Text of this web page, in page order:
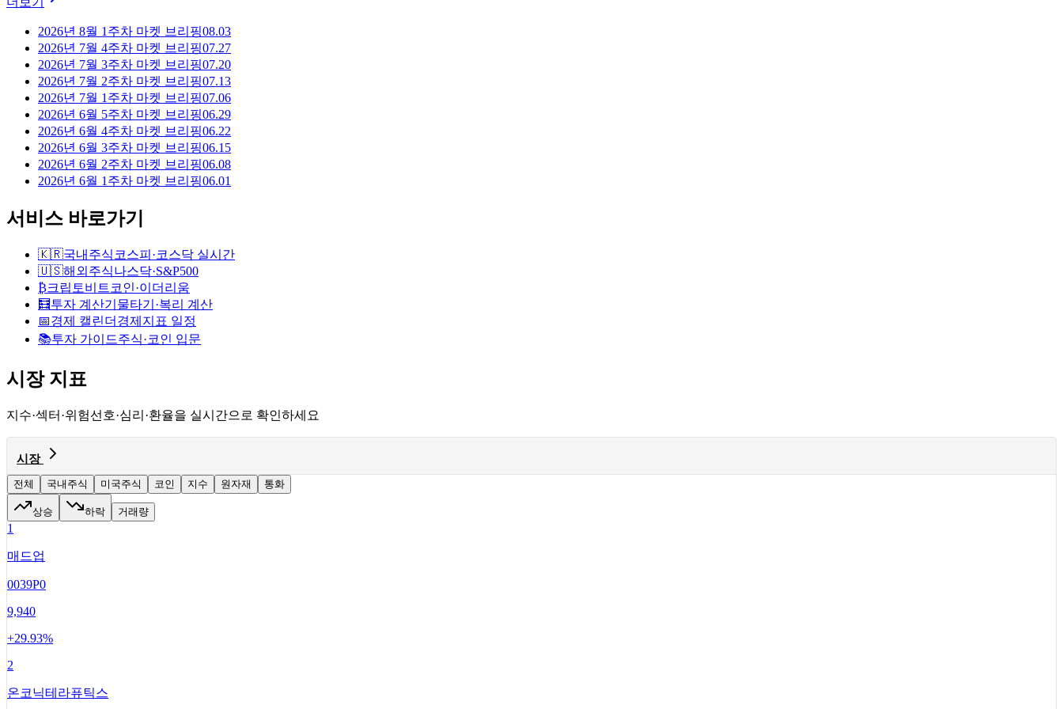
2026년 8월 1주차 마켓 브리핑08.03
2026년 7월 4주차 마켓 브리핑07.27
2026년 7월 3주차 마켓 브리핑07.20
2026년 7월 2주차 마켓 브리핑07.13
2026년 7월 1주차 마켓 브리핑07.06
2026년 6월 5주차 마켓 브리핑06.29
2026년 6월 4주차 마켓 브리핑06.22
2026년 6월 3주차 마켓 브리핑06.15
2026년 6월 2주차 마켓 브리핑06.08
2026년 6월 1주차 마켓 브리핑06.01
서비스 바로가기
🇰🇷국내주식 코스피·코스닥 실시간
🇺🇸해외주식나스닥·S&P500
₿크립토비트코인·이더리움
🧮투자 계산기 물타기·복리 계산
📅경제 캘린더 경제지표 일정
📚투자 가이드주식·코인 입문
시장 지표
지수·섹터·위험선호·심리·환율을 실시간으로 확인하세요
시장
전체 국내주식 미국주식 코인 지수 원자재 통화
상승 하락 거래량
1
매드업
0039P0
9,940
+29.93%
2
온코닉테라퓨틱스